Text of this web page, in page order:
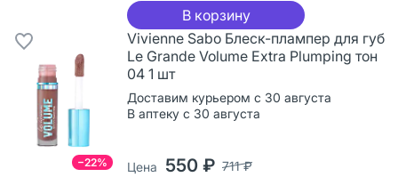
В корзину
−22%
Vivienne Sabo Блеск-плампер для губ
Le Grande Volume Extra Plumping тон
04 1 шт
Доставим курьером с 30 августа
В аптеку с 30 августа
Цена 550 ₽ 711 ₽